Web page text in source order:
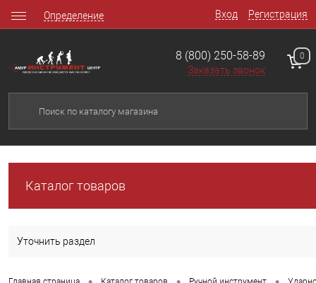
Вход Регистрация
Определение
8 (800) 250-58-89
Заказать звонок
0
Каталог товаров
Уточнить раздел